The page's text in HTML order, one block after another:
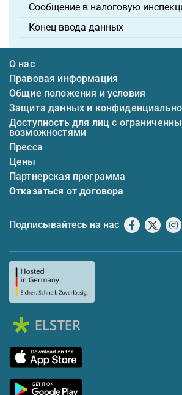
Сообщение в налоговую
Конец ввода данных
О нас
Правовая информация
Общие положения и условия
Защита данных и
Доступность для лиц с
возможностями
Пресса
Цены
Партнерская программа
Отказаться от договора
Подписывайтесь на нас Facebook
X